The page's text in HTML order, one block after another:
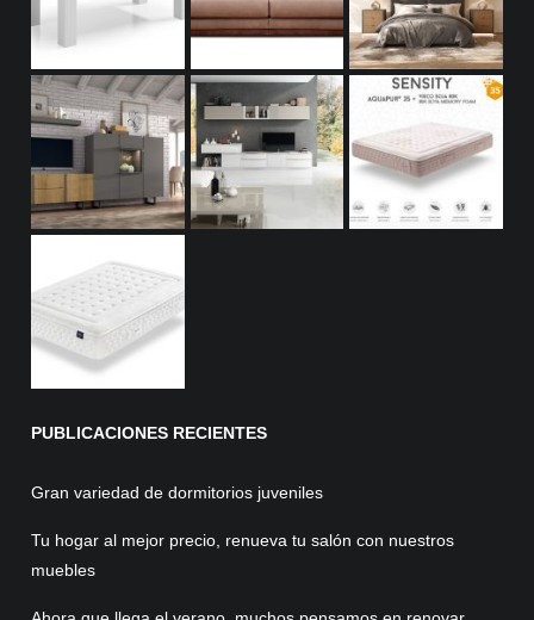
PUBLICACIONES RECIENTES
Gran variedad de dormitorios juveniles
Tu hogar al mejor precio, renueva tu salón con nuestros
muebles